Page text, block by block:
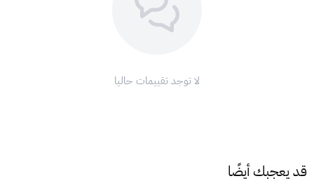
لا توجد تقييمات حاليا
قد يعجبك أيضًا